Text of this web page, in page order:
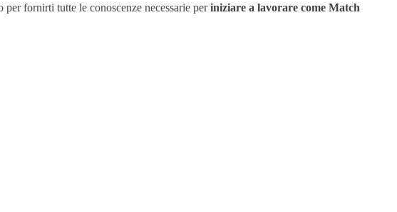
fornirti tutte le conoscenze necessarie periniziare a lavorare come Match